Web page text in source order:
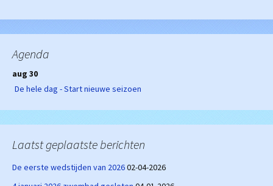
Agenda
aug 30
De hele dag - Start nieuwe seizoen
Laatst geplaatste berichten
De eerste wedstijden van 202602-04-2026